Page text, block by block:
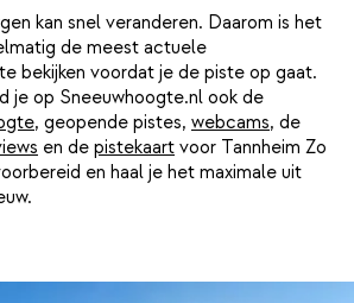
kan snel veranderen. Daarom is het
de meest actuele
bekijken voordat je de piste op gaat.
je op Sneeuwhoogte.nl ook de
, geopende pistes, webcams, de
en de pistekaart voor Tannheim Zo
en haal je het maximale uit